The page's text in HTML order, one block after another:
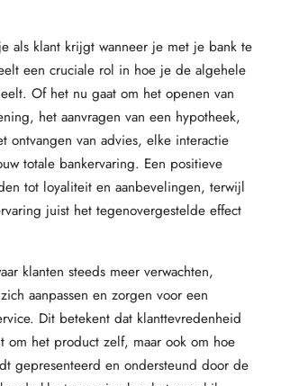
als klant krijgt wanneer je met je bank te
een cruciale rol in hoe je de algehele
Of het nu gaat om het openen van
het aanvragen van een hypotheek,
ontvangen van advies, elke interactie
totale bankervaring. Een positieve
tot loyaliteit en aanbevelingen, terwijl
juist het tegenovergestelde effect
klanten steeds meer verwachten,
aanpassen en zorgen voor een
Dit betekent dat klanttevredenheid
om het product zelf, maar ook om hoe
gepresenteerd en ondersteund door de